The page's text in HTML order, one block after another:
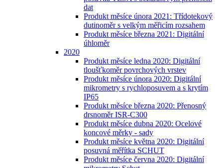
dat
Produkt měsíce února 2021: Třídotekový
dutinoměr s velkým měřicím rozsahem
Produkt měsíce března 2021: Digitální
úhloměr
2020
Produkt měsíce ledna 2020: Digitální
tloušťkoměr povrchových vrstev
Produkt měsíce února 2020: Digitální
mikrometry s rychloposuvem a s krytím
IP65
Produkt měsíce března 2020: Přenosný
drsnoměr ISR-C300
Produkt měsíce dubna 2020: Ocelové
koncové měrky - sady
Produkt měsíce května 2020: Digitální
posuvná měřítka SCHUT
Produkt měsíce června 2020: Digitální